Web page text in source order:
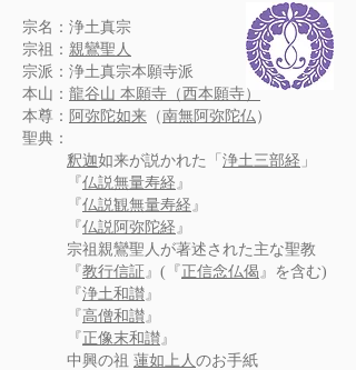
宗名：浄土真宗
宗祖： 親鸞聖人
宗派：浄土真宗本願寺派
本山： 龍谷山 本願寺（西本願寺）
本尊： 阿弥陀如来 （南無阿弥陀仏）
聖典：
釈迦如来が説かれた「 浄土三部経 」
『仏説無量寿経 』
『仏説観無量寿経 』
『仏説阿弥陀経 』
宗祖親鸞聖人が著述された主な聖教
『教行信証 』(『 正信念仏偈 』を含む)
『浄土和讃』
『 高僧和讃』
『 正像末和讃』
中興の祖 蓮如上人のお手紙